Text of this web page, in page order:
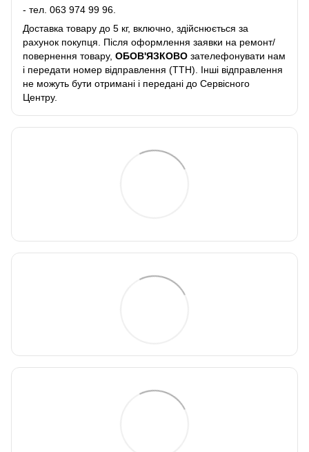
- тел. 063 974 99 96.
Доставка товару до 5 кг, включно, здійснюється за
рахунок покупця. Після оформлення заявки на ремонт/
повернення товару, ОБОВ'ЯЗКОВО зателефонувати нам
і передати номер відправлення (ТТН). Інші відправлення
не можуть бути отримані і передані до Сервісного
Центру.